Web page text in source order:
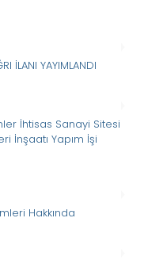
İLANI YAYIMLANDI
İhtisas Sanayi Sitesi
İnşaatı Yapım İşi
Hakkında